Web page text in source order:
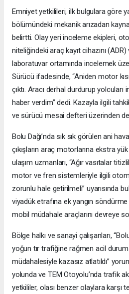
Emniyet yetkilileri, ilk bulgulara göre
bölümündeki mekanik arızadan
belirtti. Olay yeri inceleme ekipleri,
niteliğindeki araç kayıt cihazını
laboratuvar ortamında incelemek
Sürücü ifadesinde, “Aniden motor
çıktı. Aracı derhal durdurup
haber verdim” dedi. Kazayla ilgili
ve sürücü mesai defteri üzerinden
Bolu Dağı’nda sık sık görülen ani
çıkışların araç motorlarına ekstra
ulaşım uzmanları, “Ağır vasıtalar
motor ve fren sistemleriyle ilgili
zorunlu hale getirilmeli” uyarısında
viyadük etrafına ek yangın
mobil müdahale araçlarını devreye
Bölge halkı ve sanayi çalışanları,
yoğun tır trafiğine rağmen acil durum
müdahalesiyle kazasız atlatıldı”
yolunda ve TEM Otoyolu’nda trafik
yetkililer, olası benzer olaylara karşı